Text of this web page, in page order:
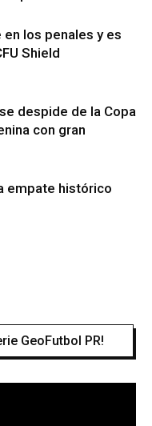
los penales y es
Shield
despide de la Copa
con gran
empate histórico
GeoFutbol PR!